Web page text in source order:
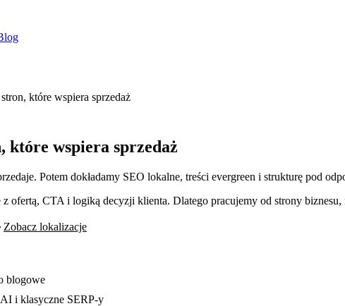
które wspiera sprzedaż
które wspiera sprzedaż
Potem dokładamy SEO lokalne, treści evergreen i strukturę pod
z ofertą, CTA i logiką decyzji klienta. Dlatego pracujemy od strony
Zobacz lokalizacje
blogowe
i klasyczne SERP-y